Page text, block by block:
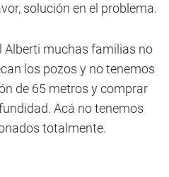
solución en el problema.
Alberti muchas familias no
los pozos y no tenemos
de 65 metros y comprar
Acá no tenemos
totalmente.